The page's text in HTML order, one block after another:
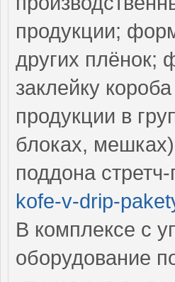
продукции;
других плёнок;
заклейку
продукции в
блоках,
поддона
kofe-v-drip-
В комплексе с
оборудование